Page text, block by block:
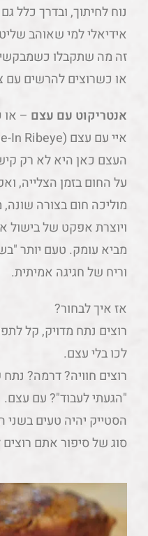
נוח לחיתוך, ובדרך כלל
אידיאלי למי שאוהב
זה מה שתקבלו
או כשרוצים להרשים עם
אנטריקוט עם עצם – או
העצם כאן היא לא רק
על החום בזמן הצלייה,
מוליכה חום בצורה
ויוצרת אפקט של בישול
מביא עומק. טעם יותר
וריח של חגיגה אמיתית.
אז איך לבחור?
רוצים נתח מדויק, קל
לכו בלי עצם.
רוצים חוויה? דרמה?
"הגעתי לעבוד"? עם עצם.
הסטייק יהיה טעים
סוג של סיפור אתם